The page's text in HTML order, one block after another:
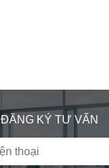
ĐĂNG KÝ TƯ VẤN